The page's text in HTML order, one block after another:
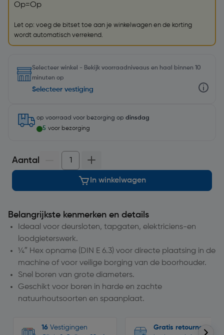
Op=Op
Let op: voeg de bitset toe aan je winkelwagen en de korting
wordt automatisch verrekend.
Selecteer winkel - Bekijk voorraadniveaus en haal binnen 10
minuten op
Selecteer vestiging
op voorraad voor bezorging op dinsdag
5 voor bezorging
Aantal
In winkelwagen
Belangrijkste kenmerken en details
Ideaal voor deursloten, tapgaten, elektriciens-en
loodgieterswerk.
¼″ Hex opname (DIN E 6.3) voor directe plaatsing in de
machine of voor veilige borging van de boorhouder.
Snel boren van grote diameters.
Geschikt voor boren in harde en zachte
natuurhoutsoorten en spaanplaat.
16 Vestigingen
Gratis retourneren